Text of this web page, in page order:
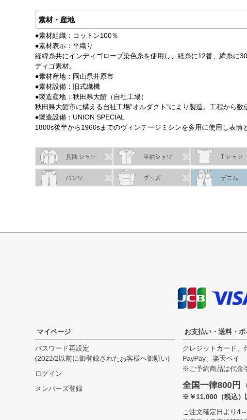
素材・産地
●素材組織：コットン100％
●素材表示：平織り
経緯糸共にインディゴロープ染色糸を使用し、経糸に12番、緯糸に
ディゴ素材。
●素材産地：岡山県井原市
●素材設備：旧式織機
●製造産地：秋田県大館（自社工場）
秋田県大館市に構える自社工場”オルダクト”により製造。工程から数
●製造設備：UNION SPECIAL
1800s後半から1960sまでのヴィンテージミシンを多用に使用し表情
USM 75.0cm61.5cm64.0cm45.0cm
USL
77.5cm 64.0cm
マイページ
パスワード再設定
(2022/2以前に御登録されたお客様へ御願い)
ログイン
メンバーズ登録
お支払い・送料・ポ
クレジットカード、
PayPay、楽天ペイ
※ご予約商品は代金
全国一律800円
※￥11,000（税込）
ご注文確定日より4